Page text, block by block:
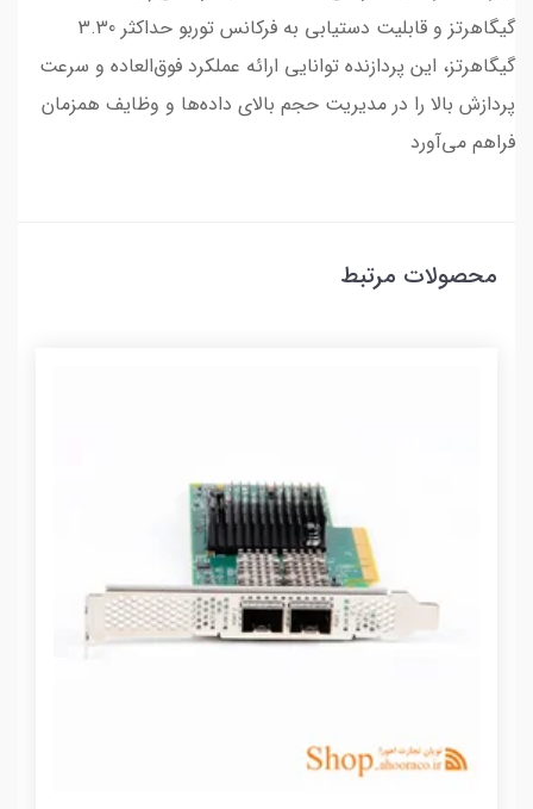
گیگاهرتز و قابلیت دستیابی به فرکانس توربو حداکثر 3.30
گیگاهرتز، این پردازنده توانایی ارائه عملکرد فوق‌العاده و سرعت
پردازش بالا را در مدیریت حجم بالای داده‌ها و وظایف همزمان
فراهم می‌آورد
محصولات مرتبط